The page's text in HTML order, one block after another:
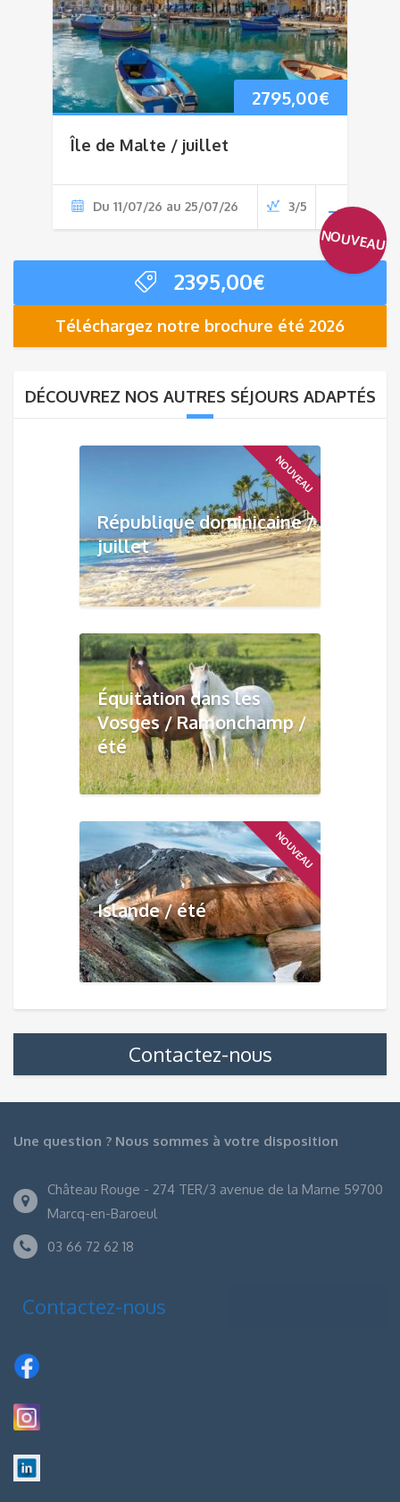
2795,00€
Île de Malte / juillet
Du 11/07/26 au 25/07/26 3/5
2395,00€
NOUVEAU
Téléchargez notre brochure été 2026
DÉCOUVREZ NOS AUTRES SÉJOURS ADAPTÉS
NOUVEAU
République dominicaine /
juillet
Équitation dans les
Vosges / Ramonchamp /
été
NOUVEAU
Islande / été
Contactez-nous
Une question ? Nous sommes à votre disposition
Château Rouge - 274 TER/3 avenue de la Marne 59700
Marcq-en-Baroeul
03 66 72 62 18
Contactez-nous